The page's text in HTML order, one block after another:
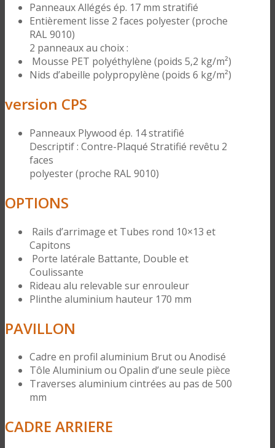
Panneaux Allégés ép. 17 mm stratifié
Entièrement lisse 2 faces polyester (proche
RAL 9010)
2 panneaux au choix :
Mousse PET polyéthylène (poids 5,2 kg/m²)
Nids d’abeille polypropylène (poids 6 kg/m²)
version CPS
Panneaux Plywood ép. 14 stratifié
Descriptif : Contre-Plaqué Stratifié revêtu 2
faces
polyester (proche RAL 9010)
OPTIONS
Rails d’arrimage et Tubes rond 10×13 et
Capitons
Porte latérale Battante, Double et
Coulissante
Rideau alu relevable sur enrouleur
Plinthe aluminium hauteur 170 mm
PAVILLON
Cadre en profil aluminium Brut ou Anodisé
Tôle Aluminium ou Opalin d’une seule pièce
Traverses aluminium cintrées au pas de 500
mm
CADRE ARRIERE